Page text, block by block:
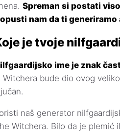
Spreman si postati
nam da ti
je tvoje
ime je znak
Witchera bude dio ovog
naš generator
Witchera. Bilo da je plemić